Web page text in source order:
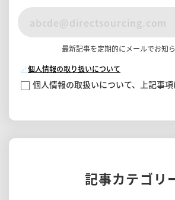
最新記事を定期的にメールでお知
🔗個人情報の取り扱いについて
個人情報の取扱いについて、上記事
記事カテゴリ